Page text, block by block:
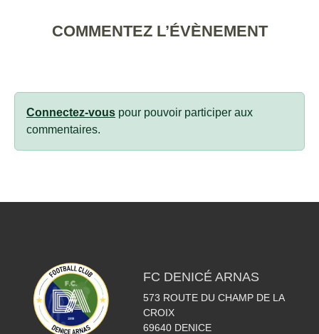
COMMENTEZ L’ÉVÈNEMENT
Connectez-vous pour pouvoir participer aux
commentaires.
FC DENICÉ ARNAS
573 ROUTE DU CHAMP DE LA
CROIX
69640 DENICE